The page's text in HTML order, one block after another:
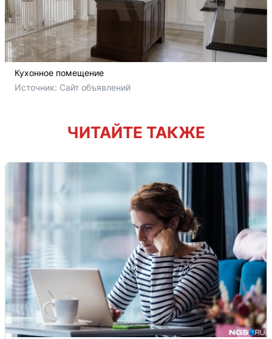
Кухонное помещение
Источник: Сайт объявлений
ЧИТАЙТЕ ТАКЖЕ